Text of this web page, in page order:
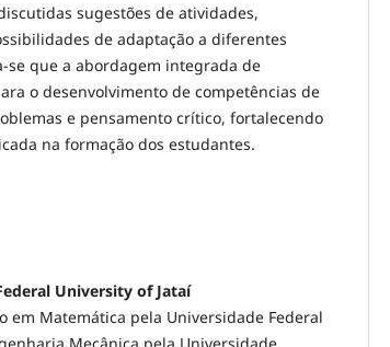
sugestões de atividades,
de adaptação a diferentes
se que a abordagem integrada de
o desenvolvimento de competências de
e pensamento crítico, fortalecendo
na formação dos estudantes.
University of Jataí
em Matemática pela Universidade Federal